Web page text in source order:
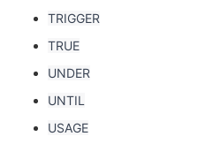
TRIGGER
TRUE
UNDER
UNTIL
USAGE